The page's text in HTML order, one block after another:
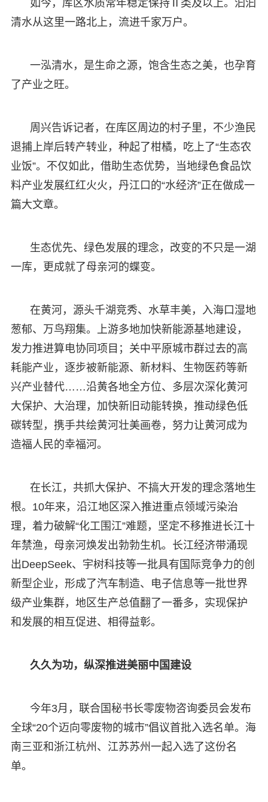
如今，库区水质常年稳定保持Ⅱ类及以上。汩汩
清水从这里一路北上，流进千家万户。
一泓清水，是生命之源，饱含生态之美，也孕育
了产业之旺。
周兴告诉记者，在库区周边的村子里，不少渔民
退捕上岸后转产转业，种起了柑橘，吃上了“生态农
业饭”。不仅如此，借助生态优势，当地绿色食品饮
料产业发展红红火火，丹江口的“水经济”正在做成一
篇大文章。
生态优先、绿色发展的理念，改变的不只是一湖
一库，更成就了母亲河的蝶变。
在黄河，源头千湖竞秀、水草丰美，入海口湿地
葱郁、万鸟翔集。上游多地加快新能源基地建设，
发力推进算电协同项目；关中平原城市群过去的高
耗能产业，逐步被新能源、新材料、生物医药等新
兴产业替代……沿黄各地全方位、多层次深化黄河
大保护、大治理，加快新旧动能转换，推动绿色低
碳转型，携手共绘黄河壮美画卷，努力让黄河成为
造福人民的幸福河。
在长江，共抓大保护、不搞大开发的理念落地生
根。10年来，沿江地区深入推进重点领域污染治
理，着力破解“化工围江”难题，坚定不移推进长江十
年禁渔，母亲河焕发出勃勃生机。长江经济带涌现
出DeepSeek、宇树科技等一批具有国际竞争力的创
新型企业，形成了汽车制造、电子信息等一批世界
级产业集群，地区生产总值翻了一番多，实现保护
和发展的相互促进、相得益彰。
久久为功，纵深推进美丽中国建设
今年3月，联合国秘书长零废物咨询委员会发布
全球“20个迈向零废物的城市”倡议首批入选名单。海
南三亚和浙江杭州、江苏苏州一起入选了这份名
单。